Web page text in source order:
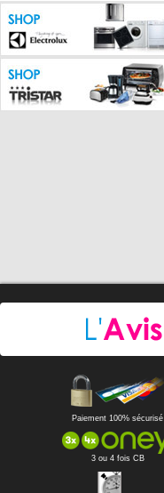
Paiement 100% sécurisé
3 ou 4 fois CB